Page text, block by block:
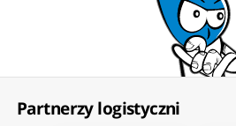
Partnerzy logistyczni